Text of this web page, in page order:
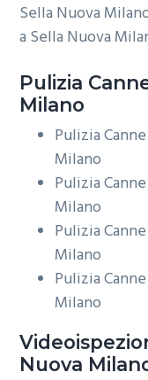
Sella Nuova
a Sella Nuova
Pulizia
Milano
Pulizia
Milano
Pulizia
Milano
Pulizia
Milano
Pulizia
Milano
Nuova